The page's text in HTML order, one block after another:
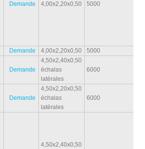
Demande 4,00x2,20x0,50 5000
Demande 4,00x2,20x0,50 5000
Demande
4,50x2,40x0,50
échalas
latérales
6000
Demande
4,50x2,20x0,50
échalas
latérales
6000
4,50x2,40x0,50